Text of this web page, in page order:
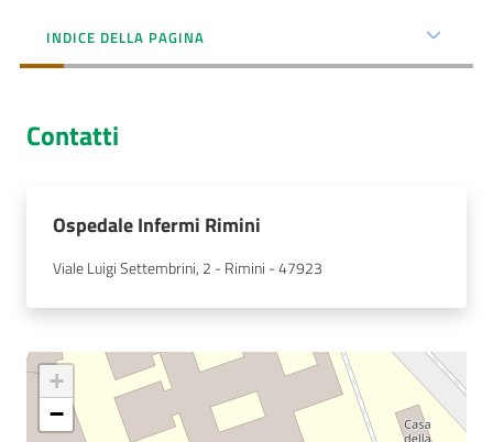
Carta
Dedicato
Bandi
e
Concorsi
INDICE DELLA PAGINA
Contatti
Ospedale Infermi Rimini
Viale Luigi Settembrini, 2 - Rimini - 47923
+
−